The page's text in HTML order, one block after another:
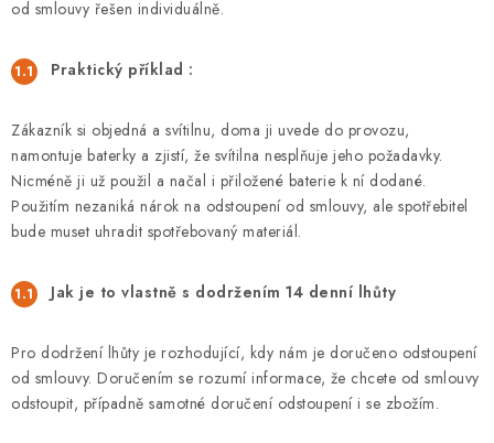
od smlouvy řešen individuálně.
Praktický příklad :
Zákazník si objedná a svítilnu, doma ji uvede do provozu,
namontuje baterky a zjistí, že svítilna nesplňuje jeho požadavky.
Nicméně ji už použil a načal i přiložené baterie k ní dodané.
Použitím nezaniká nárok na odstoupení od smlouvy, ale spotřebitel
bude muset uhradit spotřebovaný materiál.
Jak je to vlastně s dodržením 14 denní lhůty
Pro dodržení lhůty je rozhodující, kdy nám je doručeno odstoupení
od smlouvy. Doručením se rozumí informace, že chcete od smlouvy
odstoupit, případně samotné doručení odstoupení i se zbožím.